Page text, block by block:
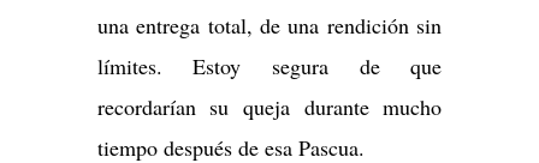
una entrega total, de una rendición sin
límites. Estoy segura de que
recordarían su queja durante mucho
tiempo después de esa Pascua.